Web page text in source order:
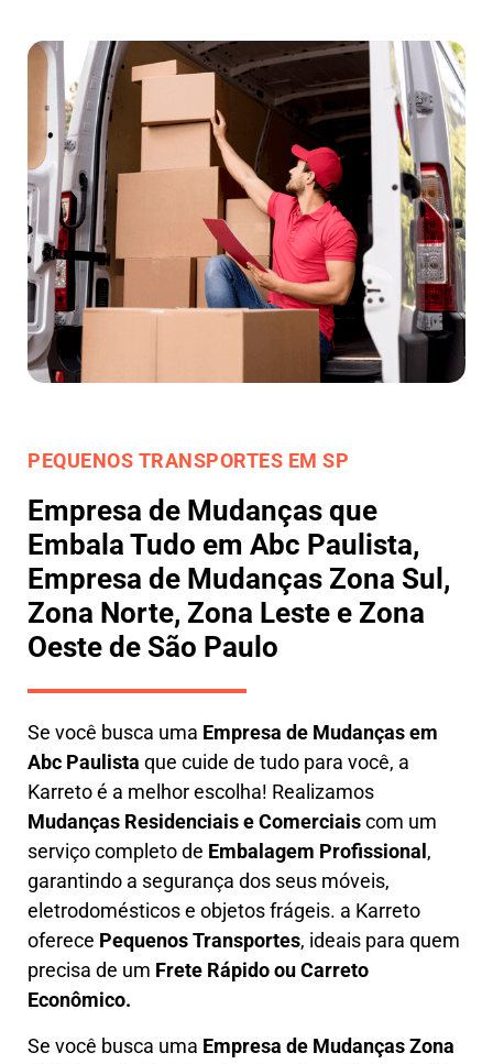
PEQUENOS TRANSPORTES EM SP
Empresa de Mudanças que
Embala Tudo em Abc Paulista,
Empresa de Mudanças Zona Sul,
Zona Norte, Zona Leste e Zona
Oeste de São Paulo
Se você busca uma Empresa de Mudanças em
Abc Paulista que cuide de tudo para você, a
Karretoé a melhor escolha! Realizamos
Mudanças Residenciais e Comerciaiscom um
serviço completo de Embalagem Profissional ,
garantindo a segurança dos seus móveis,
eletrodomésticos e objetos frágeis. a Karreto
oferece Pequenos Transportes, ideais para quem
precisa de um Frete Rápido ou Carreto
Econômico.
Se você busca uma Empresa de Mudanças Zona